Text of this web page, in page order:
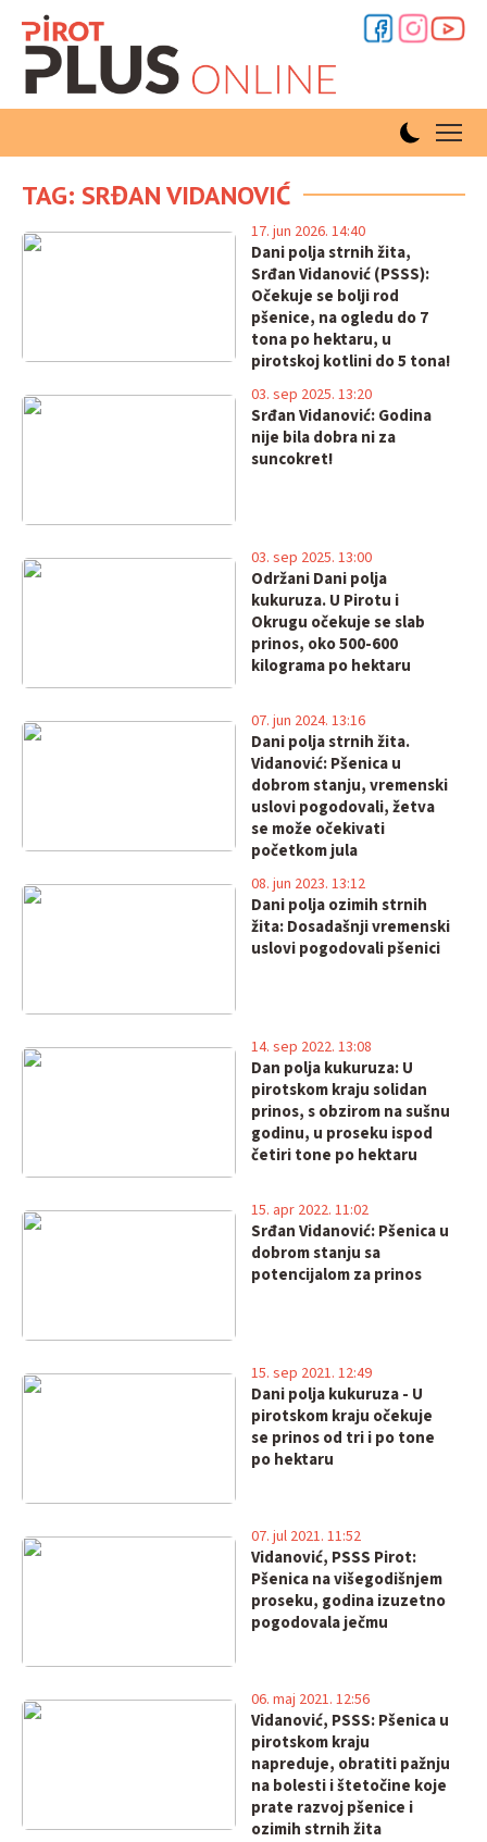
TAG: SRĐAN VIDANOVIĆ
Dani polja strnih žita,
Srđan Vidanović (PSSS):
Očekuje se bolji rod
pšenice, na ogledu do 7
tona po hektaru, u
pirotskoj kotlini do 5 tona!
17. jun 2026. 14:40
Srđan Vidanović: Godina
nije bila dobra ni za
suncokret!
03. sep 2025. 13:20
Održani Dani polja
kukuruza. U Pirotu i
Okrugu očekuje se slab
prinos, oko 500-600
kilograma po hektaru
03. sep 2025. 13:00
Dani polja strnih žita.
Vidanović: Pšenica u
dobrom stanju, vremenski
uslovi pogodovali, žetva
se može očekivati
početkom jula
07. jun 2024. 13:16
Dani polja ozimih strnih
žita: Dosadašnji vremenski
uslovi pogodovali pšenici
08. jun 2023. 13:12
Dan polja kukuruza: U
pirotskom kraju solidan
prinos, s obzirom na sušnu
godinu, u proseku ispod
četiri tone po hektaru
14. sep 2022. 13:08
Srđan Vidanović: Pšenica u
dobrom stanju sa
potencijalom za prinos
15. apr 2022. 11:02
Dani polja kukuruza - U
pirotskom kraju očekuje
se prinos od tri i po tone
po hektaru
15. sep 2021. 12:49
Vidanović, PSSS Pirot:
Pšenica na višegodišnjem
proseku, godina izuzetno
pogodovala ječmu
07. jul 2021. 11:52
Vidanović, PSSS: Pšenica u
pirotskom kraju
napreduje, obratiti pažnju
na bolesti i štetočine koje
prate razvoj pšenice i
ozimih strnih žita
06. maj 2021. 12:56